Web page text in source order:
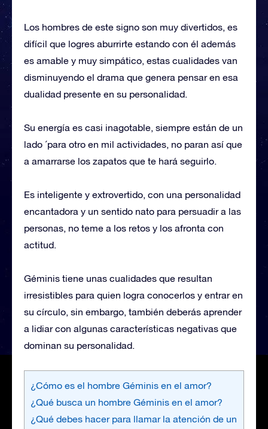
Los hombres de este signo son muy divertidos, es
difícil que logres aburrirte estando con él además
es amable y muy simpático, estas cualidades van
disminuyendo el drama que genera pensar en esa
dualidad presente en su personalidad.
Su energía es casi inagotable, siempre están de un
lado ´para otro en mil actividades, no paran así que
a amarrarse los zapatos que te hará seguirlo.
Es inteligente y extrovertido, con una personalidad
encantadora y un sentido nato para persuadir a las
personas, no teme a los retos y los afronta con
actitud.
Géminis tiene unas cualidades que resultan
irresistibles para quien logra conocerlos y entrar en
su círculo, sin embargo, también deberás aprender
a lidiar con algunas características negativas que
dominan su personalidad.
¿Cómo es el hombre Géminis en el amor?
¿Qué busca un hombre Géminis en el amor?
¿Qué debes hacer para llamar la atención de un